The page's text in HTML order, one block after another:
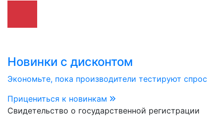
Новинки с дисконтом
Экономьте, пока производители тестируют спрос
Прицениться к новинкам
Свидетельство о государственной регистрации